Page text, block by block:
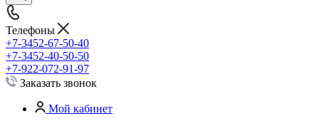
Телефоны
+7-3452-67-50-40
+7-3452-40-50-50
+7-922-072-91-97
Заказать звонок
Мой кабинет